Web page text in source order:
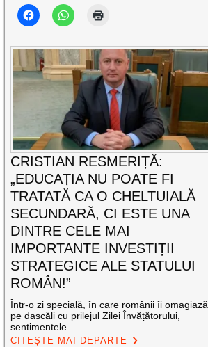
CRISTIAN RESMERIȚĂ:
„EDUCAȚIA NU POATE FI
TRATATĂ CA O CHELTUIALĂ
SECUNDARĂ, CI ESTE UNA
DINTRE CELE MAI
IMPORTANTE INVESTIȚII
STRATEGICE ALE STATULUI
ROMÂN!”
Într-o zi specială, în care românii îi omagiază
pe dascăli cu prilejul Zilei Învățătorului,
sentimentele
CITEȘTE MAI DEPARTE